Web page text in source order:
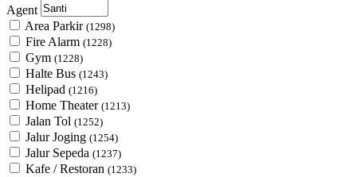
Agent
Area Parkir (1298)
Fire Alarm (1228)
Gym (1228)
Halte Bus (1243)
Helipad (1216)
Home Theater (1213)
Jalan Tol (1252)
Jalur Joging (1254)
Jalur Sepeda (1237)
Kafe / Restoran (1233)